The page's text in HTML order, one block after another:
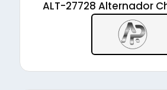
ALT-27728 Alternador